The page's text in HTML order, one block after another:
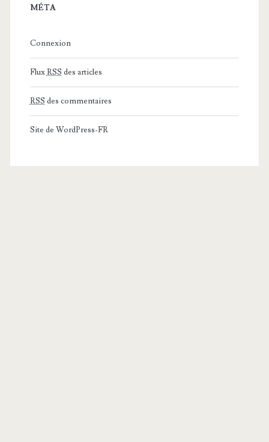
MÉTA
Connexion
FluxRSS des articles
RSS des commentaires
Site de WordPress-FR